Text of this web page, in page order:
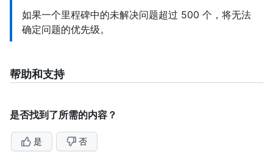
如果一个里程碑中的未解决问题超过 500 个，将无法
确定问题的优先级。
帮助和支持
是否找到了所需的内容？
是 否